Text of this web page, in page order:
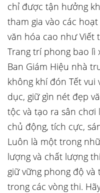
chỉ được tận hưởng
tham gia vào các
văn hóa cao như Viết
Trang trí phong bao lì
Ban Giám Hiệu nhà
không khí đón Tết vui
dục, giữ gìn nét đẹp
tộc và tạo ra sân
chủ động, tích cực,
Luôn là một trong
lượng và chất lượng
giữ vững phong độ
trong các vòng thi.